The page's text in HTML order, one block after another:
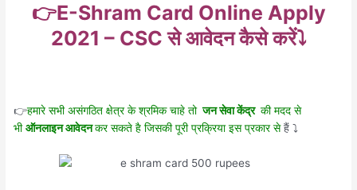
👉E-Shram Card Online Apply
2021 – CSC से आवेदन कैसे करें⤵️
👉हमारे सभी असंगठित क्षेत्र के श्रमिक चाहे तो जन सेवा केंद्र की मदद से
भीऑनलाइन आवेदनकर सकते है जिसकी पूरी प्रक्रिया इस प्रकार सेहैं ⤵️